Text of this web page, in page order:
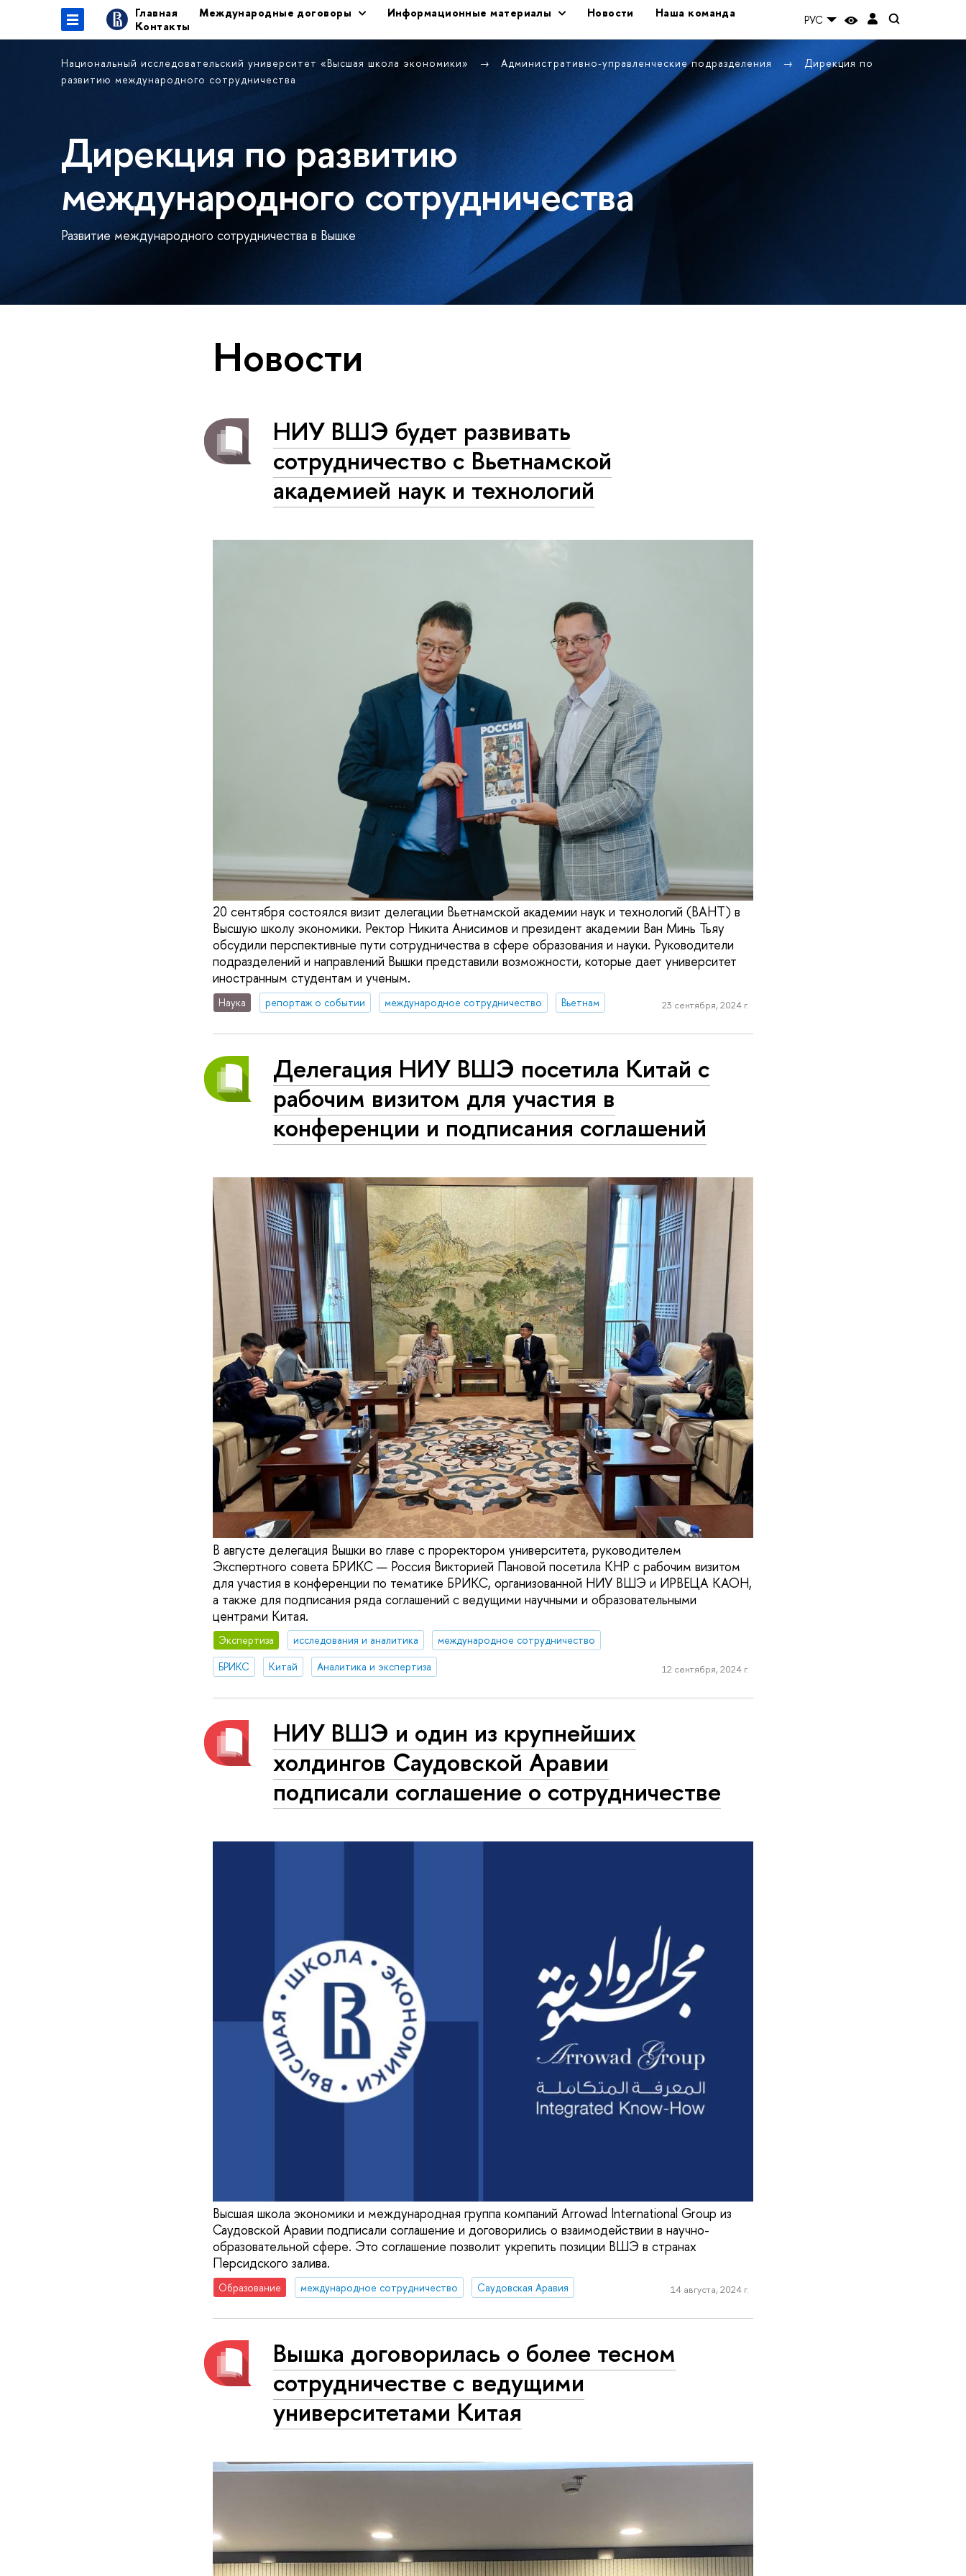
Главная Международные договоры Информационные материалы Новости
Наша команда
Контакты
РУС
Национальный исследовательский университет «Высшая школа экономики» Административно-управленческие подразделения
Дирекция по
развитию международного сотрудничества
Дирекция по развитию
международного сотрудничества
Развитие международного сотрудничества в Вышке
Новости
НИУ ВШЭ будет развивать
сотрудничество с Вьетнамской
академией наук и технологий
20 сентября состоялся визит делегации Вьетнамской академии наук и технологий (ВАНТ) в
Высшую школу экономики. Ректор Никита Анисимов и президент академии Ван Минь Тьяу
обсудили перспективные пути сотрудничества в сфере образования и науки. Руководители
подразделений и направлений Вышки представили возможности, которые дает университет
иностранным студентам и ученым.
Наука репортаж о событии международное сотрудничество Вьетнам 23 сентября, 2024 г.
Делегация НИУ ВШЭ посетила Китай с
рабочим визитом для участия в
конференции и подписания соглашений
В августе делегация Вышки во главе с проректором университета, руководителем
Экспертного совета БРИКС — Россия Викторией Пановой посетила КНР с рабочим визитом
для участия в конференции по тематике БРИКС, организованной НИУ ВШЭ и ИРВЕЦА КАОН,
а также для подписания ряда соглашений с ведущими научными и образовательными
центрами Китая.
Экспертиза исследования и аналитика
международное сотрудничество
БРИКС
Китай Аналитика и экспертиза 12 сентября, 2024 г.
НИУ ВШЭ и один из крупнейших
холдингов Саудовской Аравии
подписали соглашение о сотрудничестве
Высшая школа экономики и международная группа компаний Arrowad International Group из
Саудовской Аравии подписали соглашение и договорились о взаимодействии в научно-
образовательной сфере. Это соглашение позволит укрепить позиции ВШЭ в странах
Персидского залива.
Образование международное сотрудничество Саудовская Аравия 14 августа, 2024 г.
Вышка договорилась о более тесном
сотрудничестве с ведущими
университетами Китая